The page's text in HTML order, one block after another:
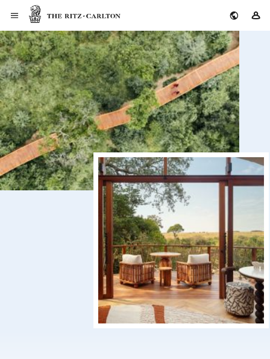
ザ・リッツ・カールトン